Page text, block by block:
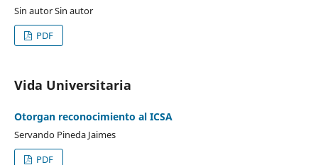
Sin autor Sin autor
PDF
Vida Universitaria
Otorgan reconocimiento al ICSA
Servando Pineda Jaimes
PDF